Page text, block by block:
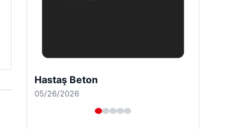
Hastaş Beton
05/26/2026